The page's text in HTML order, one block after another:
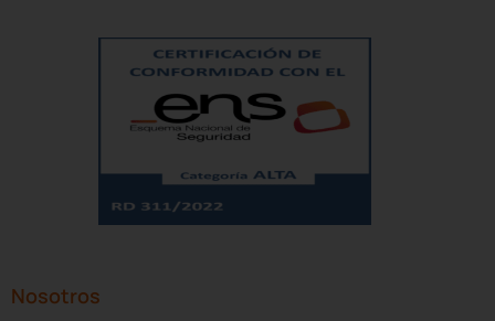
Nosotros